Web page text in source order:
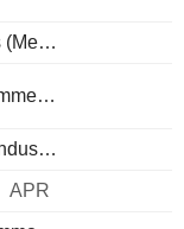
Exportations (Mensuel)
Balance Commerciale
Production Industrielle (Mensuel)
APR